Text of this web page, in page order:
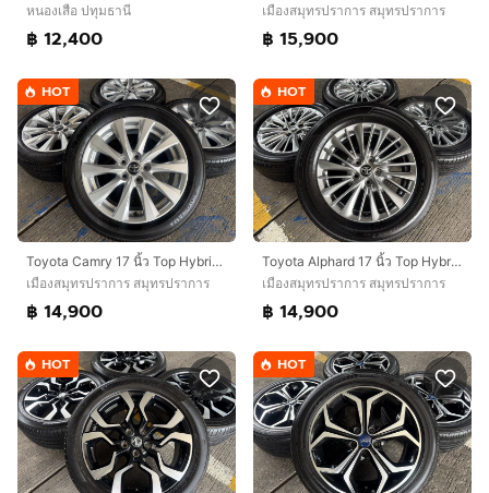
หนองเสือ ปทุมธานี
฿ 12,400
เมืองสมุทรปราการ สมุทรปราการ
฿ 15,900
HOT
Toyota Camry 17 นิ้ว Top Hybrid🔥
เมืองสมุทรปราการ สมุทรปราการ
฿ 14,900
HOT
Toyota Alphard 17 นิ้ว Top Hybrid🔥
เมืองสมุทรปราการ สมุทรปราการ
฿ 14,900
HOT HOT